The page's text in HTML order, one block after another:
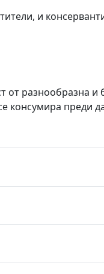
и
от разнообразна и
​​консумира преди